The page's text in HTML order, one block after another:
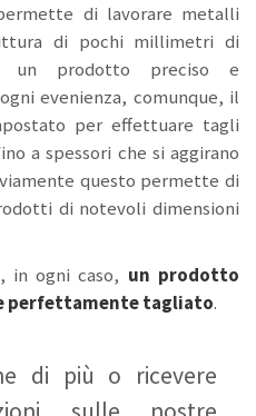
di lavorare metalli
di pochi millimetri di
un prodotto preciso e
evenienza, comunque, il
per effettuare tagli
a spessori che si aggirano
questo permette di
di notevoli dimensioni
in ogni caso, un prodotto
perfettamente tagliato.
di più o ricevere